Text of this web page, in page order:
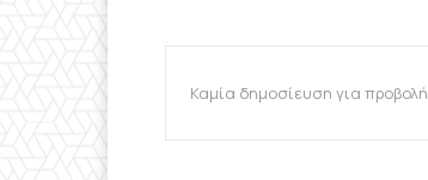
Καμία δημοσίευση για προβολή